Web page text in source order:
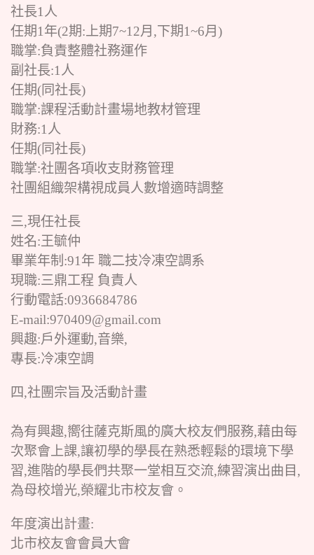
社長1人
任期1年(2期:上期7~12月,下期1~6月)
職掌:負責整體社務運作
副社長:1人
任期(同社長)
職掌:課程活動計畫場地教材管理
財務:1人
任期(同社長)
職掌:社團各項收支財務管理
社團組織架構視成員人數增適時調整
三,現任社長
姓名:王毓仲
畢業年制:91年 職二技冷凍空調系
現職:三鼎工程 負責人
行動電話:0936684786
E-mail:970409@gmail.com
興趣:戶外運動,音樂,
專長:冷凍空調
四,社團宗旨及活動計畫
為有興趣,嚮往薩克斯風的廣大校友們服務,藉由每
次聚會上課,讓初學的學長在熟悉輕鬆的環境下學
習,進階的學長們共聚一堂相互交流,練習演出曲目,
為母校增光,榮耀北市校友會。
年度演出計畫:
北市校友會會員大會